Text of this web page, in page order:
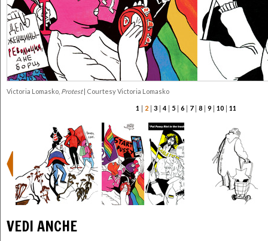
Victoria Lomasko, Protest| Courtesy Victoria Lomasko
1 | 2 | 3 | 4 | 5 | 6 | 7| 8 | 9 | 10 | 11
VEDI ANCHE